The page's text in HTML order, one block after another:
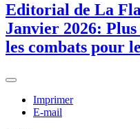
Editorial de La
Janvier 2026:
les combats pour
Imprimer
E-mail